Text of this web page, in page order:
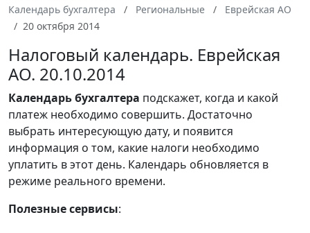
Календарь бухгалтера
Региональные
Еврейская АО
20 октября 2014
Налоговый календарь. Еврейская
АО. 20.10.2014
Календарьбухгалтера подскажет, когда и какой
платеж необходимо совершить. Достаточно
выбрать интересующую дату, и появится
информация о том, какие налоги необходимо
уплатить в этот день. Календарь обновляется в
режиме реального времени.
Полезные сервисы: